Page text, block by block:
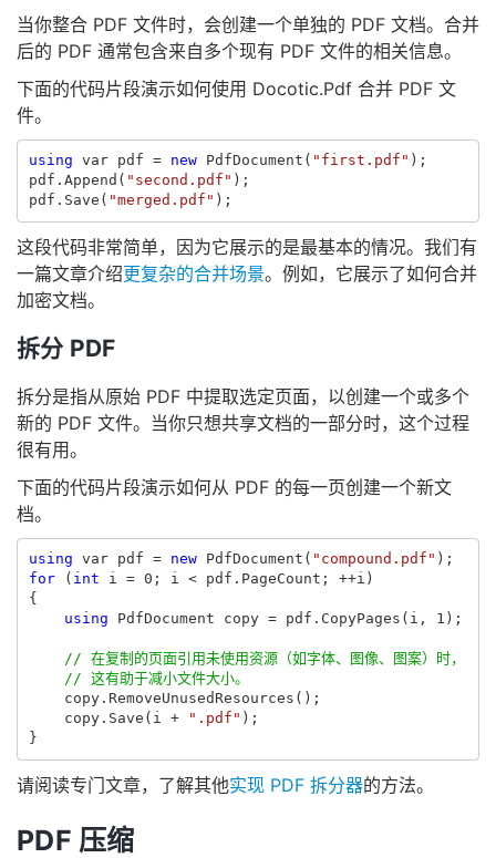
当你整合 PDF 文件时，会创建一个单独的 PDF 文档。合并
后的 PDF 通常包含来自多个现有 PDF 文件的相关信息。
下面的代码片段演示如何使用 Docotic.Pdf 合并 PDF 文
件。
using var pdf = new PdfDocument ( "first.pdf" );
pdf . Append ( "second.pdf" );
pdf . Save ( "merged.pdf" );
这段代码非常简单，因为它展示的是最基本的情况。我们有
一篇文章介绍更复杂的合并场景。例如，它展示了如何合并
加密文档。
拆分 PDF
拆分是指从原始 PDF 中提取选定页面，以创建一个或多个
新的 PDF 文件。当你只想共享文档的一部分时，这个过程
很有用。
下面的代码片段演示如何从 PDF 的每一页创建一个新文
档。
using var pdf = new PdfDocument ( "compound.pdf" );
for
( int i = 0 ; i < pdf . PageCount ; ++i )
{
using
PdfDocument copy = pdf . CopyPages ( i , 1 );
// 在复制的页面引用未使用资源（如字体、图像、图案）时，
// 这有助于减小文件大小。
copy. RemoveUnusedResources ();
copy. Save ( i + ".pdf" );
}
请阅读专门文章，了解其他实现 PDF 拆分器的方法。
PDF 压缩